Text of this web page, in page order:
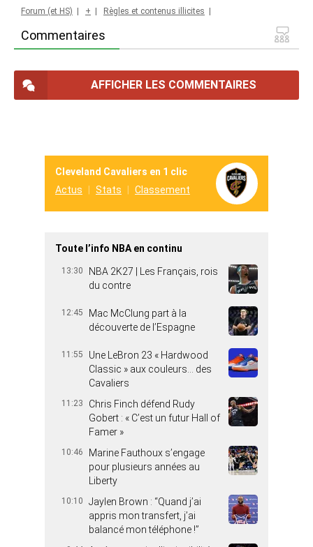
Commentaires
Forum (et HS) + Règles et contenus illicites
AFFICHER LES COMMENTAIRES
Cleveland Cavaliers en 1 clic
Actus
Stats Classement
Toute l’info NBA en continu
13:30
NBA 2K27 | Les Français, rois
du contre
12:45
Mac McClung part à la
découverte de l’Espagne
11:55
Une LeBron 23 « Hardwood
Classic » aux couleurs… des
Cavaliers
11:23
Chris Finch défend Rudy
Gobert : « C’est un futur Hall of
Famer »
10:46
Marine Fauthoux s’engage
pour plusieurs années au
Liberty
10:10
Jaylen Brown : “Quand j’ai
appris mon transfert, j’ai
balancé mon téléphone !”